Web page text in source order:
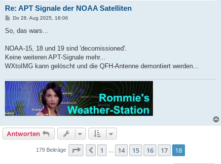
Re: APT Signale der NOAA Satelliten
B
i
a
Do 28. Aug 2025, 18:06
So, das wars...
NOAA-15, 18 und 19 sind 'decomissioned'.
Keine weiteren APT-Signale mehr...
WXtoIMG kann gelöscht und die QFH-Antenne demontiert werden...
Antworten
179 Beiträge Seite 18 von 18
Vorherige
1 14 15 16 17 18